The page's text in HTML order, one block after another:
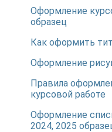
Оформление
образец
Как оформить
Оформление
Правила
курсовой работе
Оформление
2024, 2025